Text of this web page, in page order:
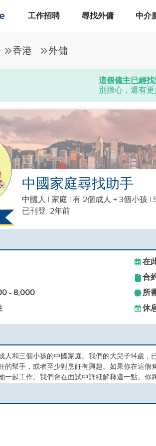
工作招聘 尋找外傭 中介
香港 外傭
這個僱主已經
別擔心，還有
中國家庭尋找助手
中國人 | 家庭 | 有 2個成人 + 3個小孩 |
已刊登: 2年前
在
合
- 8,000 所
休
人和三個小孩的中國家庭。我們的大兒子14歲
的幫手，或者至少對烹飪有興趣。如果你在這
一起工作。我們會在面試中詳細解釋這一點。你